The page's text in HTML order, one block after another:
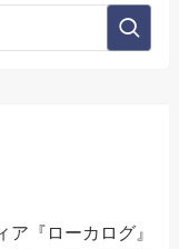
『ローカログ』